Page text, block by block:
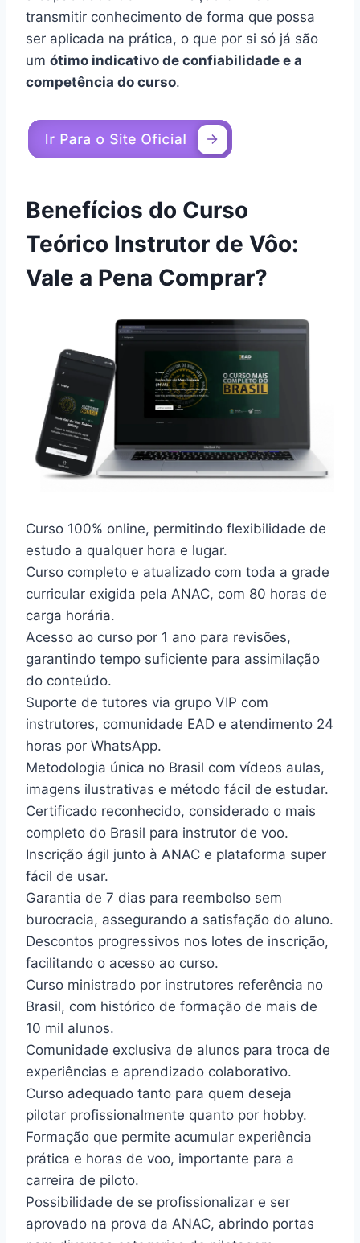
transmitir conhecimento de forma que possa
ser aplicada na prática, o que por si só já são
um ótimo indicativo de confiabilidade e a
competência do curso.
Benefícios do Curso
Teórico Instrutor de Vôo:
Vale a Pena Comprar?
Curso 100% online, permitindo flexibilidade de
estudo a qualquer hora e lugar.
Curso completo e atualizado com toda a grade
curricular exigida pela ANAC, com 80 horas de
carga horária.
Acesso ao curso por 1 ano para revisões,
garantindo tempo suficiente para assimilação
do conteúdo.
Suporte de tutores via grupo VIP com
instrutores, comunidade EAD e atendimento 24
horas por WhatsApp.
Metodologia única no Brasil com vídeos aulas,
imagens ilustrativas e método fácil de estudar.
Certificado reconhecido, considerado o mais
completo do Brasil para instrutor de voo.
Inscrição ágil junto à ANAC e plataforma super
fácil de usar.
Garantia de 7 dias para reembolso sem
burocracia, assegurando a satisfação do aluno.
Descontos progressivos nos lotes de inscrição,
facilitando o acesso ao curso.
Curso ministrado por instrutores referência no
Brasil, com histórico de formação de mais de
10 mil alunos.
Comunidade exclusiva de alunos para troca de
experiências e aprendizado colaborativo.
Curso adequado tanto para quem deseja
pilotar profissionalmente quanto por hobby.
Formação que permite acumular experiência
prática e horas de voo, importante para a
carreira de piloto.
Possibilidade de se profissionalizar e ser
aprovado na prova da ANAC, abrindo portas